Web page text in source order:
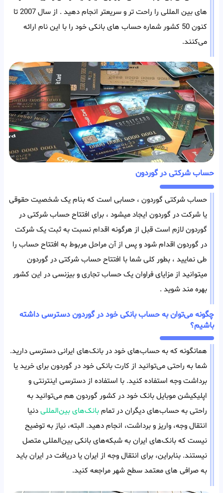
های بین المللی را راحت تر و سریعتر انجام دهید . از سال 2007 تا
کنون 50 کشور شماره حساب های بانکی خود را با این نام ارائه
می‌کنند.
حساب شرکتی در گوردون
حساب شرکتی گوردون ، حسابی است که بنام یک شخصیت حقوقی
یا شرکت در گوردون ایجاد میشود ، برای افتتاح حساب شرکتی در
گوردون لازم است قبل از هرگونه اقدام نسبت به ثبت یک شرکت
در گوردون اقدام شود و پس از آن مراحل مربوط به افتتاح حساب را
طی نمایید ، بطور کلی شما با افتتاح حساب شرکتی در گوردون
میتوانید از مزایای فراوان یک حساب تجاری و بیزنسی در این کشور
بهره مند شوید .
چگونه می‌توان به حساب بانکی خود در گوردون دسترسی داشته
باشیم؟
همانگونه که به حساب‌های خود در بانک‌های ایرانی دسترسی دارید.
شما به راحتی می‌توانید از کارت بانکی خود در گوردون برای خرید یا
برداشت وجه استفاده کنید. با استفاده از دسترسی اینترنتی و
اپلیکیشن موبایل بانک خود در کشور گوردون هم می‌توانید به
راحتی به حساب‌های دیگران در تمامبانک‌های بین‌المللیدنیا
انتقال وجه، واریز و برداشت، انجام دهید. البته، نیاز به توضیح
نیست که بانک‌های ایران به شبکه‌های بانکی بین‌المللی متصل
نیستند. بنابراین، برای انتقال وجه از ایران یا دریافت در ایران باید
به صرافی های معتمد سطح شهر مراجعه کنید.